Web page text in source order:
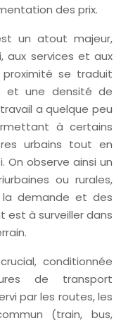
des prix.
un atout majeur,
aux services et aux
se traduit
et une densité de
a quelque peu
à certains
urbains tout en
On observe ainsi un
ou rurales,
demande et des
est à surveiller dans
conditionnée
de transport
par les routes, les
(train, bus,